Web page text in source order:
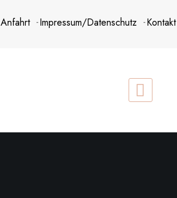
Anfahrt Impressum/Datenschutz Kontakt